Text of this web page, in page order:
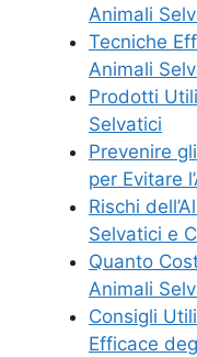
Animali
Tecniche
Animali
Prodotti
Selvatici
Prevenire
per Evitare
Rischi
Selvatici e
Quanto
Animali
Consigli
Efficace